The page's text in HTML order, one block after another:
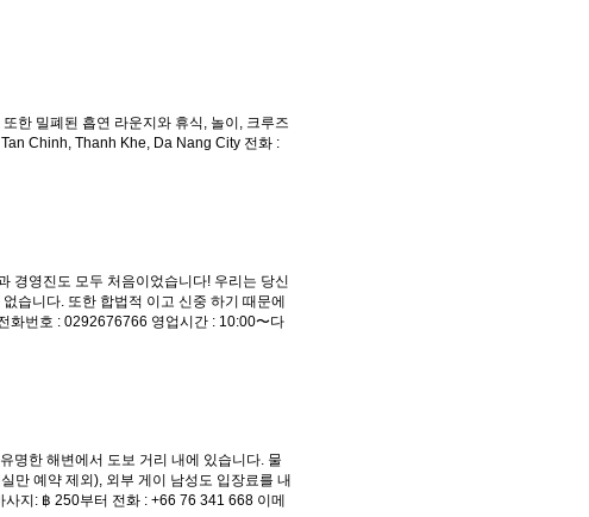
한 밀폐된 흡연 라운지와 휴식, 놀이, 크루즈
Chinh, Thanh Khe, Da Nang City 전화 :
경영진도 모두 처음이었습니다! 우리는 당신
습니다. 또한 합법적 이고 신중 하기 때문에
화번호 : 0292676766 영업시간 : 10:00〜다
명한 해변에서 도보 거리 내에 있습니다. 물
만 예약 제외), 외부 게이 남성도 입장료를 내
지: ฿ 250부터 전화 : +66 76 341 668 이메